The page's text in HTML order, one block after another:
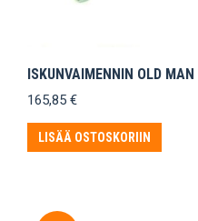
ISKUNVAIMENNIN OLD
165,85 €
LISÄÄ OSTOSKORIIN